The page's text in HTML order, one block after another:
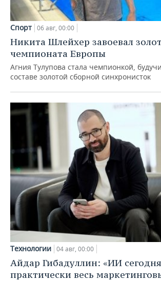
Спорт 06 авг, 00:00
Никита Шлейхер завоевал
чемпионата Европы
Агния Тулупова стала чемпионкой,
составе золотой сборной синхронисток
Технологии 04 авг, 00:00
Айдар Гибадуллин: «ИИ
практически весь